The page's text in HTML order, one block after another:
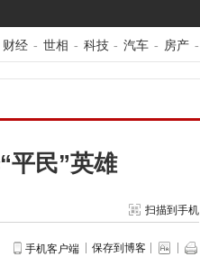
财经 - 世相 - 科技 - 汽车 - 房产 -
平民”英雄
扫描到手机
手机客户端 保存到博客